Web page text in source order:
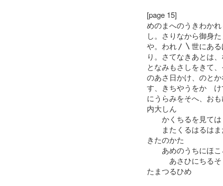
[page 15]
めのまへのうきわか
し。さりなから御身
や。われ〳〵世にあ
り。さてなきあとは
となみもさしをきて
のあさ日かけ、のと
す、きちやうをかゝ
にうらみをそへ、お
内大しん
かくちるを見ては
またくるはるはま
きたのかた
あめのうちにほこ
あさひにちるそ
たまつるひめ